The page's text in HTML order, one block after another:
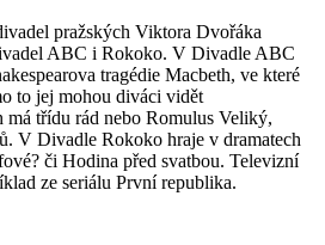
pražských Viktora Dvořáka
ABC i Rokoko. V Divadle ABC
tragédie Macbeth, ve které
to jej mohou diváci vidět
má třídu rád nebo Romulus Veliký,
V Divadle Rokoko hraje v dramatech
či Hodina před svatbou. Televizní
ze seriálu První republika.